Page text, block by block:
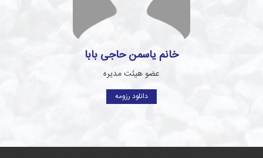
خانم یاسمن حاجی بابا
عضو هیئت مدیره
دانلود رزومه